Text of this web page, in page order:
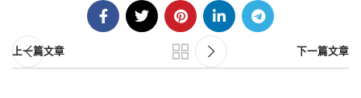
上一篇文章 下一篇文章